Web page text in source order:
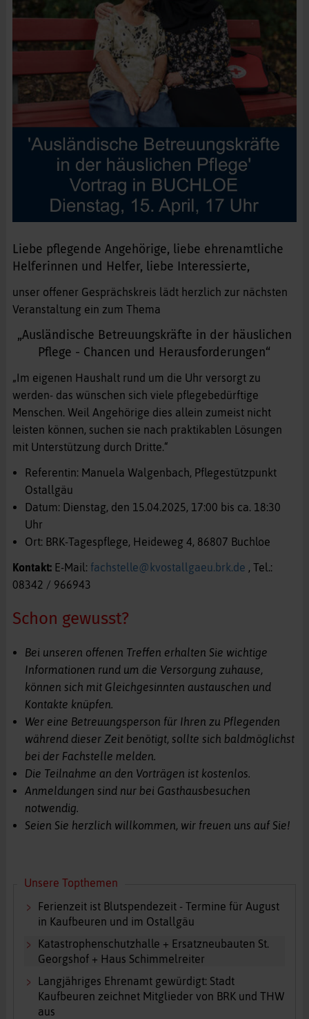
Liebe pflegende Angehörige, liebe ehrenamtliche
Helferinnen und Helfer, liebe Interessierte,
unser offener Gesprächskreis lädt herzlich zur nächsten
Veranstaltung ein zum Thema
„Ausländische Betreuungskräfte in der häuslichen
Pflege - Chancen und Herausforderungen“
„Im eigenen Haushalt rund um die Uhr versorgt zu
werden- das wünschen sich viele pflegebedürftige
Menschen. Weil Angehörige dies allein zumeist nicht
leisten können, suchen sie nach praktikablen Lösungen
mit Unterstützung durch Dritte.“
Referentin: Manuela Walgenbach, Pflegestützpunkt
Ostallgäu
Datum: Dienstag, den 15.04.2025, 17:00 bis ca. 18:30
Uhr
Ort: BRK-Tagespflege, Heideweg 4, 86807 Buchloe
Kontakt:E-Mail: fachstelle@kvostallgaeu.brk.de , Tel.:
08342 / 966943
Schon gewusst?
Bei unseren offenen Treffen erhalten Sie wichtige
Informationen rund um die Versorgung zuhause,
können sich mit Gleichgesinnten austauschen und
Kontakte knüpfen.
Wer eine Betreuungsperson für Ihren zu Pflegenden
während dieser Zeit benötigt, sollte sich baldmöglichst
bei der Fachstelle melden.
Die Teilnahme an den Vorträgen ist kostenlos.
Anmeldungen sind nur bei Gasthausbesuchen
notwendig.
Seien Sie herzlich willkommen, wir freuen uns auf Sie!
Unsere Topthemen
Ferienzeit ist Blutspendezeit - Termine für August
in Kaufbeuren und im Ostallgäu
Katastrophenschutzhalle + Ersatzneubauten St.
Georgshof + Haus Schimmelreiter
Langjähriges Ehrenamt gewürdigt: Stadt
Kaufbeuren zeichnet Mitglieder von BRK und THW
aus